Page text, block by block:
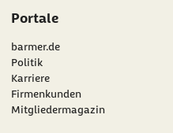
Portale
barmer.de
Politik
Karriere
Firmenkunden
Mitgliedermagazin